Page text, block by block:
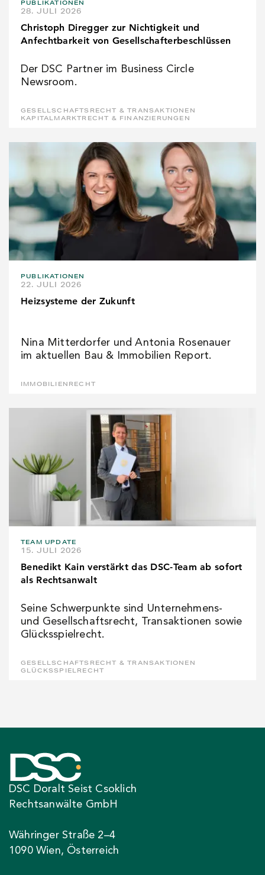
PUBLIKATIONEN
28. JULI 2026
Christoph Diregger zur Nichtigkeit und
Anfechtbarkeit von Gesellschafterbeschlüssen
Der DSC Partner im Business Circle
Newsroom.
GESELLSCHAFTSRECHT & TRANSAKTIONEN
KAPITALMARKTRECHT & FINANZIERUNGEN
PUBLIKATIONEN
22. JULI 2026
Heizsysteme der Zukunft
Nina Mitterdorfer und Antonia Rosenauer
im aktuellen Bau & Immobilien Report.
IMMOBILIENRECHT
TEAM UPDATE
15. JULI 2026
Benedikt Kain verstärkt das DSC-Team ab sofort
als Rechtsanwalt
Seine Schwerpunkte sind Unternehmens-
und Gesellschaftsrecht, Transaktionen sowie
Glücksspielrecht.
GESELLSCHAFTSRECHT & TRANSAKTIONEN
GLÜCKSSPIELRECHT
DSC Doralt Seist Csoklich
Rechtsanwälte GmbH
Währinger Straße 2–4
1090 Wien, Österreich